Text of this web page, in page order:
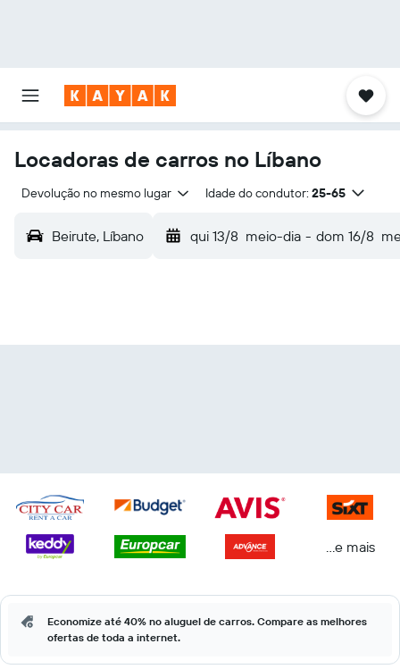
Locadoras de carros no Líbano
Devolução no mesmo lugar Idade do condutor: 25-65
Beirute, Líbano qui 13/8 meio-dia - dom 16/8
...e mais
Economize até 40% no aluguel de carros. Compare as melhores
ofertas de toda a internet.